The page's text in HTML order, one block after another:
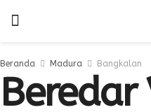
Beranda Madura Bangkalan
Beredar